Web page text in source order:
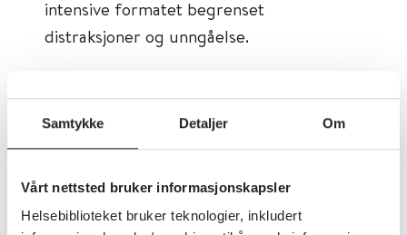
Samtykke Detaljer Om
Vårt nettsted bruker informasjonskapsler
Helsebiblioteket bruker teknologier, inkludert
intensive formatet begrenset
distraksjoner og unngåelse.
Åpen studie av et intensivt
behandlingsprogram for
posttraumatisk stresslidelse (PTSD) i
tredjelinjetjenesten.